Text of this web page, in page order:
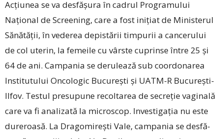
Acțiunea se va desfășura în cadrul Programului
Național de Screening, care a fost inițiat de Ministerul
Sănătății, în vederea depistării timpurii a cancerului
de col uterin, la femeile cu vârste cuprinse între 25 și
64 de ani. Campania se derulează sub coordonarea
Institutului Oncologic București și UATM-R București-
Ilfov. Testul presupune recoltarea de secreție vaginală
care va fi analizată la microscop. Investigația nu este
dureroasă. La Dragomirești Vale, campania se desfă­